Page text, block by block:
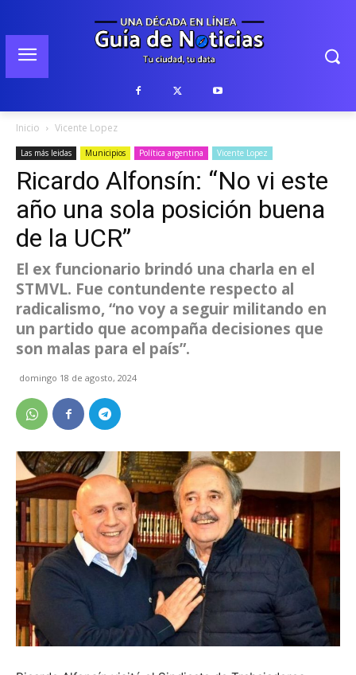
Inicio Vicente Lopez
Las más leidas Municipios Política argentina Vicente Lopez
Ricardo Alfonsín: “No vi este
año una sola posición buena
de la UCR”
El ex funcionario brindó una charla en el
STMVL. Fue contundente respecto al
radicalismo, “no voy a seguir militando en
un partido que acompaña decisiones que
son malas para el país”.
domingo 18 de agosto, 2024